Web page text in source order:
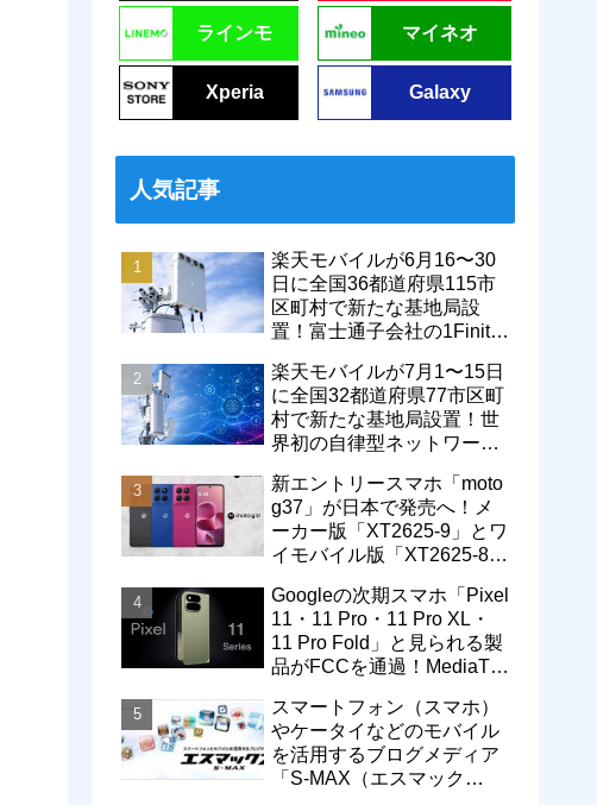
ラインモ マイネオ
Xperia Galaxy
人気記事
楽天モバイルが6月16〜30
日に全国36都道府県115市
区町村で新たな基地局設
置！富士通子会社の1Finity
エリアが拡大
楽天モバイルが7月1〜15日
に全国32都道府県77市区町
村で新たな基地局設置！世
界初の自律型ネットワーク
通信品質も改善
新エントリースマホ「moto
g37」が日本で発売へ！メ
ーカー版「XT2625-9」とワ
イモバイル版「XT2625-8」
Googleの次期スマホ「Pixel
11・11 Pro・11 Pro XL・
11 Pro Fold」と見られる製
品がFCCを通過！MediaTek
スマートフォン（スマホ）
やケータイなどのモバイル
を活用するブログメディア
「S-MAX（エスマック